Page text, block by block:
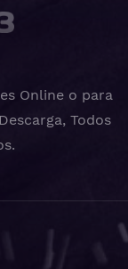
Online o para
Todos